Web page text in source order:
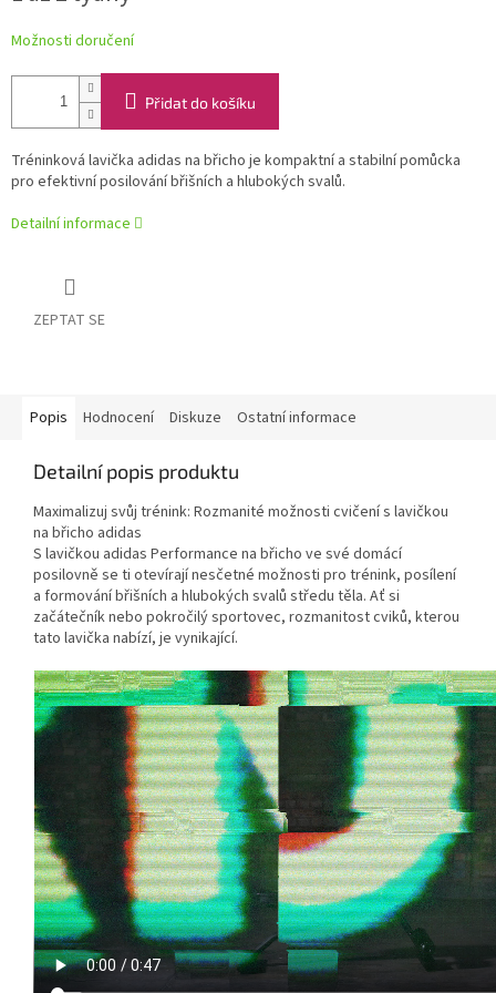
Možnosti doručení
Přidat do košíku
Tréninková lavička adidas na břicho je kompaktní a stabilní pomůcka
pro efektivní posilování břišních a hlubokých svalů.
Detailní informace
ZEPTAT SE
Popis Hodnocení Diskuze Ostatní informace
Detailní popis produktu
Maximalizuj svůj trénink: Rozmanité možnosti cvičení s lavičkou
na břicho adidas
S lavičkou adidas Performance na břicho ve své domácí
posilovně se ti otevírají nesčetné možnosti pro trénink, posílení
a formování břišních a hlubokých svalů středu těla. Ať si
začátečník nebo pokročilý sportovec, rozmanitost cviků, kterou
tato lavička nabízí, je vynikající.